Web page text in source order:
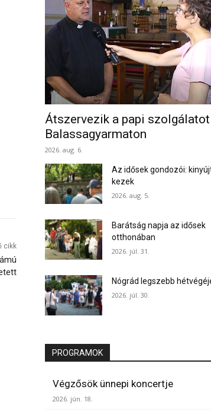
cikk
Átszervezik a papi szolgálatot
Balassagyarmaton
2026. aug. 6.
Az idősek gondozói:
kezek
2026. aug. 5.
Barátság napja az idősek
otthonában
2026. júl. 31.
Nógrád legszebb
2026. júl. 30.
PROGRAMOK
Végzősök ünnepi koncertje
2026. jún. 18.